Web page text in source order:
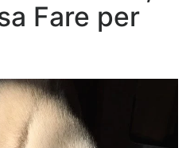
Fare per